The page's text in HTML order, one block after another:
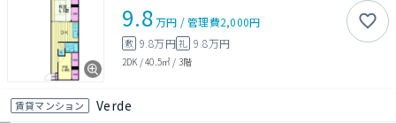
9.8万円 /管理費2,000円
敷 9.8万円礼 9.8万円
2DK /40.5㎡ / 3階
賃貸マンション Verde